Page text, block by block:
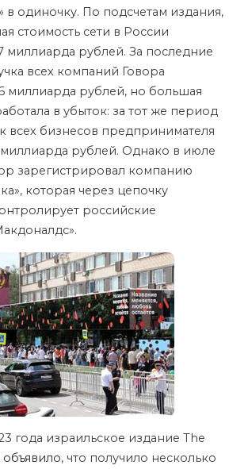
в одиночку. По подсчетам издания,
стоимость сети в России
миллиарда рублей. За последние
всех компаний Говора
миллиарда рублей, но большая
в убыток: за тот же период
всех бизнесов предпринимателя
миллиарда рублей. Однако в июле
зарегистрировал компанию
которая через цепочку
российские
года израильское издание The
объявило, что получило несколько